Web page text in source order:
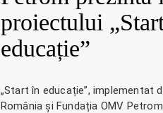
proiectului
educație”
„Start în educație”, implementat
România și Fundația OMV